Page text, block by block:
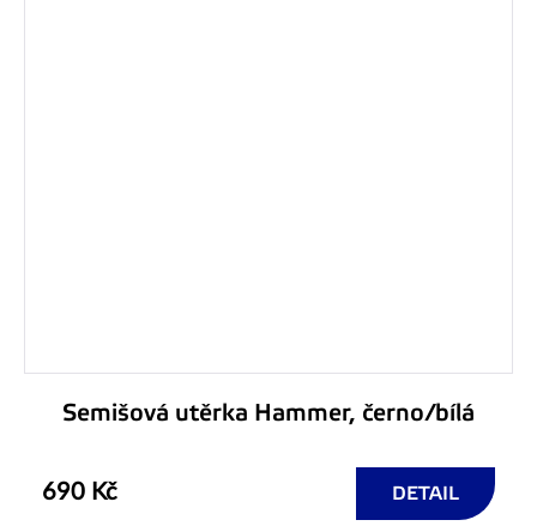
Semišová utěrka Hammer, černo/bílá
690 Kč DETAIL